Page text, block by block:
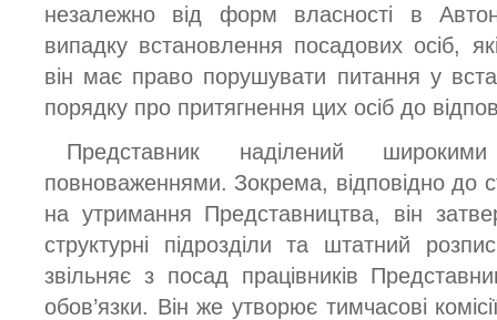
незалежно від форм власності в
випадку встановлення посадових осіб,
він має право порушувати питання у
порядку про притягнення цих осіб до
Представник наділений широкими
повноваженнями. Зокрема, відповідно до
на утримання Представництва, він
структурні підрозділи та штатний
звільняє з посад працівників
обов’язки. Він же утворює тимчасові